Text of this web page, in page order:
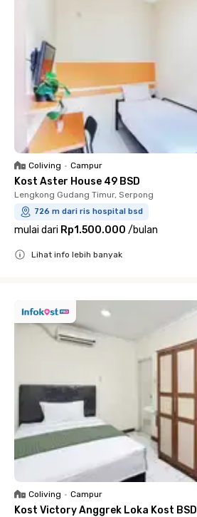
Coliving • Campur
Kost Aster House 49 BSD
Lengkong Gudang Timur, Serpong
726 m dari ris hospital bsd
mulai dari Rp1.500.000 /bulan
Lihat info lebih banyak
Coliving • Campur
Kost Victory Anggrek Loka Kost BSD